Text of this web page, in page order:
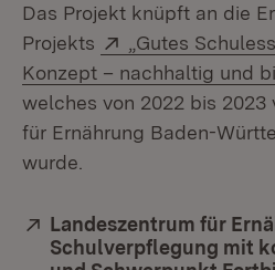
Das Projekt knüpft an die
Projekts
Extern:
„Gutes
Konzept – nachhaltig und
welches von 2022 bis 2023
für Ernährung Baden-
wurde.
Extern:
Landeszentrum für
Schulverpflegung mit